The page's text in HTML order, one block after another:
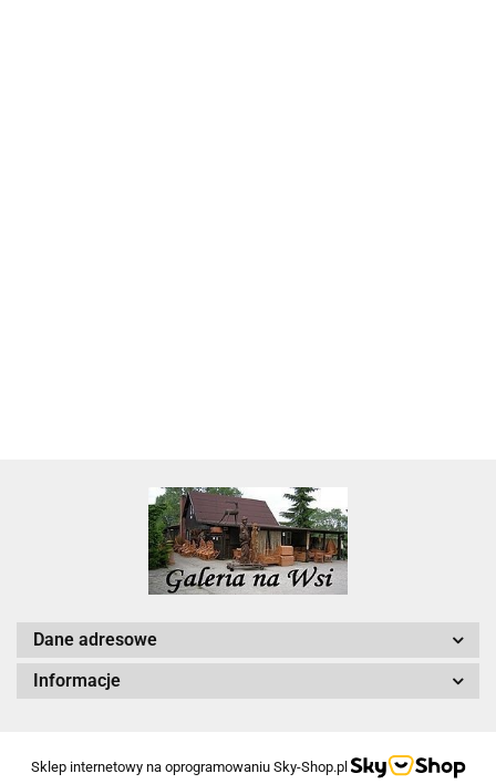
Dane adresowe
Informacje
Sklep internetowy na oprogramowaniu Sky-Shop.pl